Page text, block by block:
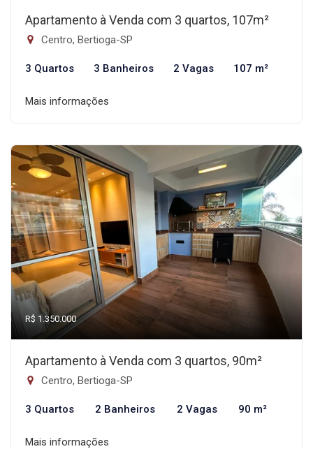
Apartamento à Venda com 3 quartos, 107m²
Centro, Bertioga-SP
3 Quartos 3 Banheiros 2 Vagas 107 m²
Mais informações
R$ 1.350.000
Apartamento à Venda com 3 quartos, 90m²
Centro, Bertioga-SP
3 Quartos 2 Banheiros 2 Vagas 90 m²
Mais informações